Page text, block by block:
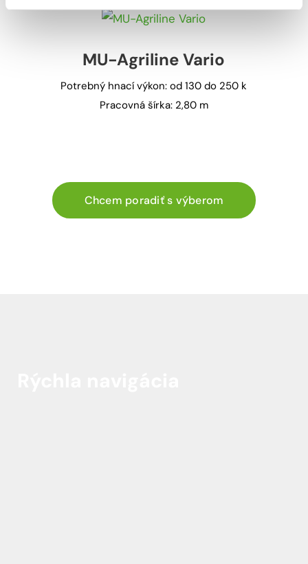
MU-Agriline Vario
Potrebný hnací výkon: od 130 do 250 k
Pracovná šírka: 2,80 m
Chcem poradiť s výberom